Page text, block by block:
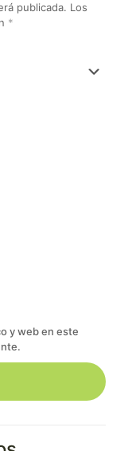
publicada. Los
*
y web en este